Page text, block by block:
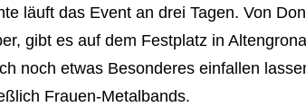
läuft das Event an drei Tagen. Von
gibt es auf dem Festplatz in
noch etwas Besonderes einfallen
Frauen-Metalbands.